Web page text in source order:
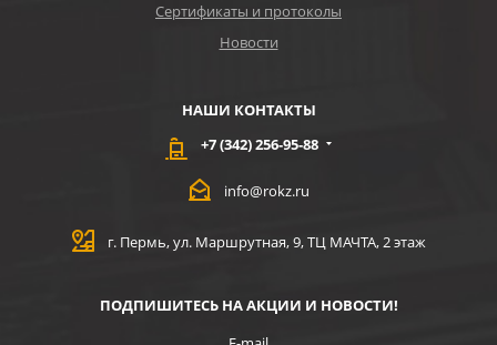
Сертификаты и протоколы
Новости
НАШИ КОНТАКТЫ
+7 (342) 256-95-88
info@rokz.ru
г. Пермь, ул. Маршрутная, 9, ТЦ МАЧТА, 2 этаж
ПОДПИШИТЕСЬ НА АКЦИИ И НОВОСТИ!